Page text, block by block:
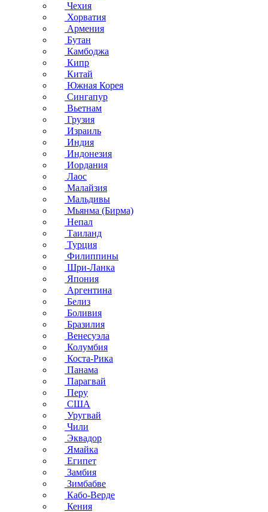
Чехия
Хорватия
Армения
Бутан
Камбоджа
Кипр
Китай
Южная Корея
Сингапур
Вьетнам
Грузия
Израиль
Индия
Индонезия
Иордания
Лаос
Малайзия
Мальдивы
Мьянма (Бирма)
Непал
Таиланд
Турция
Филиппины
Шри-Ланка
Япония
Аргентина
Белиз
Боливия
Бразилия
Венесуэла
Колумбия
Коста-Рика
Панама
Парагвай
Перу
США
Уругвай
Чили
Эквадор
Ямайка
Египет
Замбия
Зимбабве
Кабо-Верде
Кения